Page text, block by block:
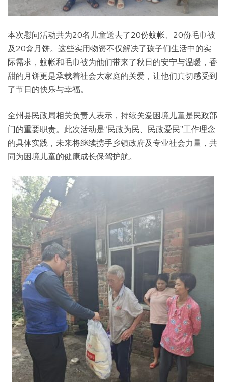
本次慰问活动共为20名儿童送去了20份蚊帐、20份毛巾被
及20盒月饼。这些实用物资不仅解决了孩子们生活中的实
际需求，蚊帐和毛巾被为他们带来了秋日的安宁与温暖，香
甜的月饼更是承载着社会大家庭的关爱，让他们真切感受到
了节日的快乐与幸福。
全州县民政局相关负责人表示，持续关爱困境儿童是民政部
门的重要职责。此次活动是“民政为民、民政爱民”工作理念
的具体实践，未来将继续携手乡镇政府及专业社会力量，共
同为困境儿童的健康成长保驾护航。